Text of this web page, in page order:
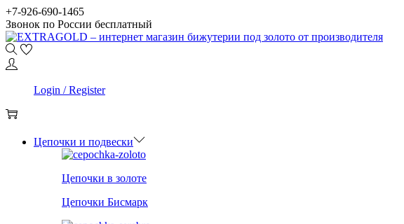
Skip
to
navigation
Skip
to
content
+7-926-690-1465
Звонок по России бесплатный
Login / Register
Цепочки и подвески
Цепочки в золоте
Цепочки Бисмарк